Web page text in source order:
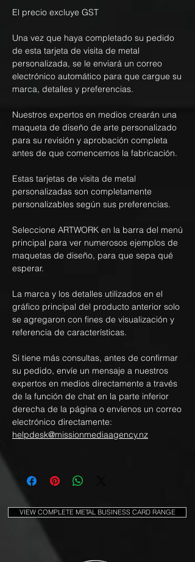
El precio excluye GST
Una vez que haya completado su pedido
de esta tarjeta de visita de metal
personalizada, se le enviará un correo
electrónico automático para que cargue su
marca, detalles y preferencias.
Nuestros expertos en medios crearán una
maqueta de diseño de arte personalizado
para su revisión y aprobación completa
antes de que comencemos la fabricación.
Estas tarjetas de visita de metal
personalizadas son completamente
personalizables según sus preferencias.
Seleccione ARTWORK en la barra del menú
principal para ver numerosos ejemplos de
maquetas de diseño, para que sepa qué
esperar.
La marca y los detalles utilizados en el
gráfico principal del producto anterior solo
se agregaron con fines de visualización y
referencia de características.
Si tiene más consultas, antes de confirmar
su pedido, envíe un mensaje a nuestros
expertos en medios directamente a través
de la función de chat en la parte inferior
derecha de la página o envíenos un correo
electrónico directamente:
helpdesk@missionmediaagency.nz
VIEW COMPLETE METAL BUSINESS CARD RANGE